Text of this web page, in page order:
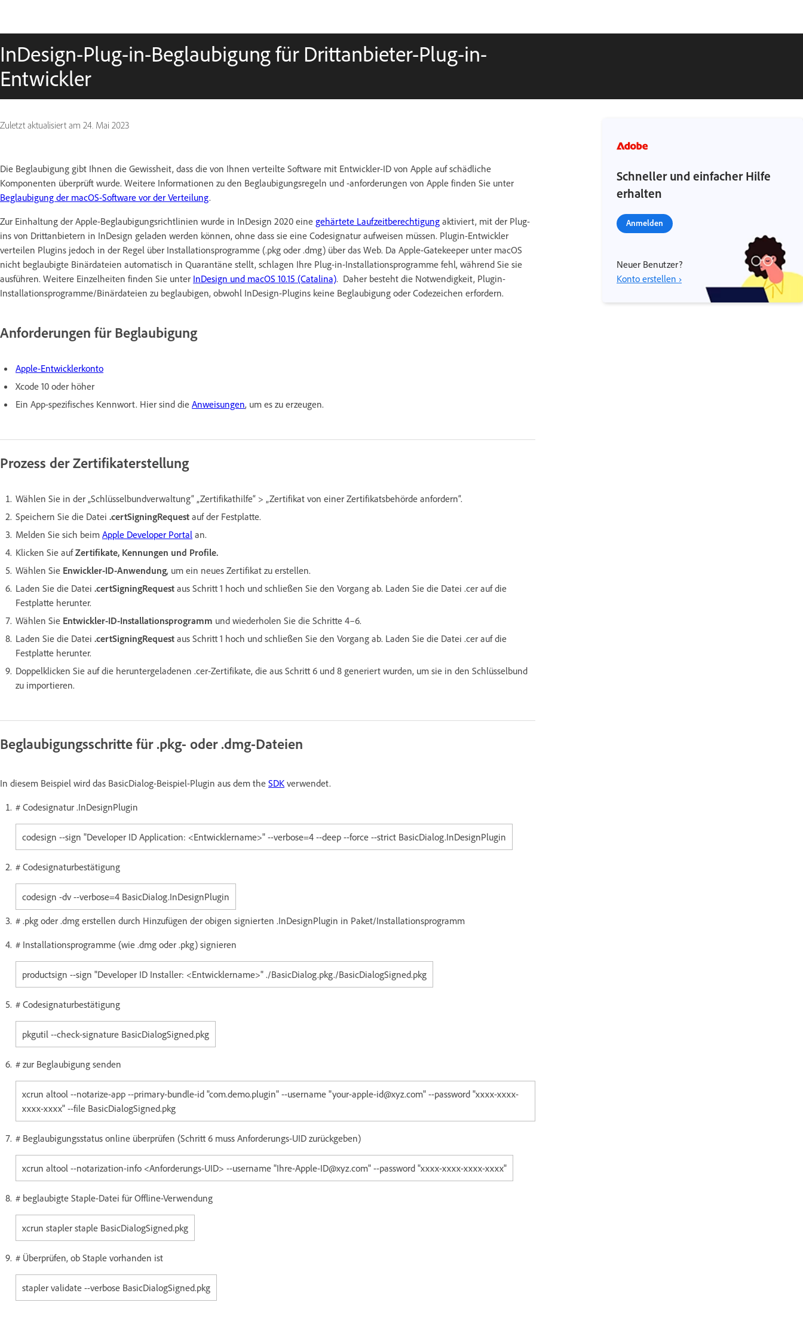
InDesign-Plug-in-Beglaubigung für Drittanbieter-Plug-in-
Entwickler
Zuletzt aktualisiert am 24. Mai 2023
Die Beglaubigung gibt Ihnen die Gewissheit, dass die von Ihnen verteilte Software mit Entwickler-ID von Apple auf schädliche
Komponenten überprüft wurde. Weitere Informationen zu den Beglaubigungsregeln und -anforderungen von Apple finden Sie unter
Beglaubigung der macOS-Software vor der Verteilung.
Zur Einhaltung der Apple-Beglaubigungsrichtlinien wurde in InDesign 2020 eine gehärtete Laufzeitberechtigung aktiviert, mit der Plug-
ins von Drittanbietern in InDesign geladen werden können, ohne dass sie eine Codesignatur aufweisen müssen. Plugin-Entwickler
verteilen Plugins jedoch in der Regel über Installationsprogramme (.pkg oder .dmg) über das Web. Da Apple-Gatekeeper unter macOS
nicht beglaubigte Binärdateien automatisch in Quarantäne stellt, schlagen Ihre Plug-in-Installationsprogramme fehl, während Sie sie
ausführen. Weitere Einzelheiten finden Sie unter InDesign und macOS 10.15 (Catalina). Daher besteht die Notwendigkeit, Plugin-
Installationsprogramme/Binärdateien zu beglaubigen, obwohl InDesign-Plugins keine Beglaubigung oder Codezeichen erfordern.
Anforderungen für Beglaubigung
Apple-Entwicklerkonto
Xcode 10 oder höher
Ein App-spezifisches Kennwort. Hier sind die Anweisungen, um es zu erzeugen.
Prozess der Zertifikaterstellung
Wählen Sie in der „Schlüsselbundverwaltung“ „Zertifikathilfe“ > „Zertifikat von einer Zertifikatsbehörde anfordern“.
Speichern Sie die Datei .certSigningRequest auf der Festplatte.
Melden Sie sich beim Apple Developer Portal an.
Klicken Sie aufZertifikate, Kennungen und Profile.
Wählen Sie Enwickler-ID-Anwendung, um ein neues Zertifikat zu erstellen.
Laden Sie die Datei .certSigningRequest aus Schritt 1 hoch und schließen Sie den Vorgang ab. Laden Sie die Datei .cer auf die
Festplatte herunter.
Wählen Sie Entwickler-ID-Installationsprogramm und wiederholen Sie die Schritte 4–6.
Laden Sie die Datei .certSigningRequest aus Schritt 1 hoch und schließen Sie den Vorgang ab. Laden Sie die Datei .cer auf die
Festplatte herunter.
Doppelklicken Sie auf die heruntergeladenen .cer-Zertifikate, die aus Schritt 6 und 8 generiert wurden, um sie in den Schlüsselbund
zu importieren.
Beglaubigungsschritte für .pkg- oder .dmg-Dateien
In diesem Beispiel wird das BasicDialog-Beispiel-Plugin aus dem the SDK verwendet.
# Codesignatur .InDesignPlugin
codesign --sign "Developer ID Application: <Entwicklername>" --verbose=4 --deep --force --strict BasicDialog.InDesignPlugin
# Codesignaturbestätigung
codesign -dv --verbose=4 BasicDialog.InDesignPlugin
# .pkg oder .dmg erstellen durch Hinzufügen der obigen signierten .InDesignPlugin in Paket/Installationsprogramm
# Installationsprogramme (wie .dmg oder .pkg) signieren
productsign --sign "Developer ID Installer: <Entwicklername>" ./BasicDialog.pkg./BasicDialogSigned.pkg
# Codesignaturbestätigung
pkgutil --check-signature BasicDialogSigned.pkg
# zur Beglaubigung senden
xcrun altool --notarize-app --primary-bundle-id "com.demo.plugin" --username "your-apple-id@xyz.com" --password "xxxx-xxxx-
xxxx-xxxx" --file BasicDialogSigned.pkg
# Beglaubigungsstatus online überprüfen (Schritt 6 muss Anforderungs-UID zurückgeben)
xcrun altool --notarization-info <Anforderungs-UID> --username "Ihre-Apple-ID@xyz.com" --password "xxxx-xxxx-xxxx-xxxx"
# beglaubigte Staple-Datei für Offline-Verwendung
xcrun stapler staple BasicDialogSigned.pkg
# Überprüfen, ob Staple vorhanden ist
stapler validate --verbose BasicDialogSigned.pkg
Schneller und einfacher Hilfe
erhalten
Anmelden
Neuer Benutzer?
Konto erstellen ›